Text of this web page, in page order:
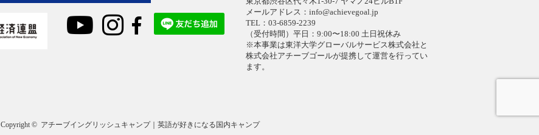
メールアドレス： info@achievegoal.jp
TEL：03-6859-2239
（受付時間）平日：9:00〜18:00 土日祝休み
※本事業は東洋大学グローバルサービス株式会社と
株式会社アチーブゴールが提携して運営を行ってい
ます。
Copyright © アチーブイングリッシュキャンプ｜英語が好きになる国内キャンプ